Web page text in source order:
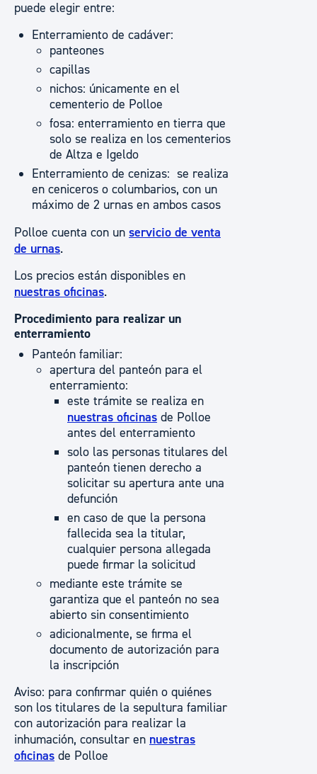
puede elegir entre:
Enterramiento de cadáver:
panteones
capillas
nichos: únicamente en el
cementerio de Polloe
fosa: enterramiento en tierra que
solo se realiza en los cementerios
de Altza e Igeldo
Enterramiento de cenizas: se realiza
en ceniceros o columbarios, con un
máximo de 2 urnas en ambos casos
Polloe cuenta con un servicio de venta
de urnas.
Los precios están disponibles en
nuestras oficinas.
Procedimiento para realizar un
enterramiento
Panteón familiar:
apertura del panteón para el
enterramiento:
este trámite se realiza en
nuestras oficinas de Polloe
antes del enterramiento
solo las personas titulares del
panteón tienen derecho a
solicitar su apertura ante una
defunción
en caso de que la persona
fallecida sea la titular,
cualquier persona allegada
puede firmar la solicitud
mediante este trámite se
garantiza que el panteón no sea
abierto sin consentimiento
adicionalmente, se firma el
documento de autorización para
la inscripción
Aviso: para confirmar quién o quiénes
son los titulares de la sepultura familiar
con autorización para realizar la
inhumación, consultar en nuestras
oficinas de Polloe